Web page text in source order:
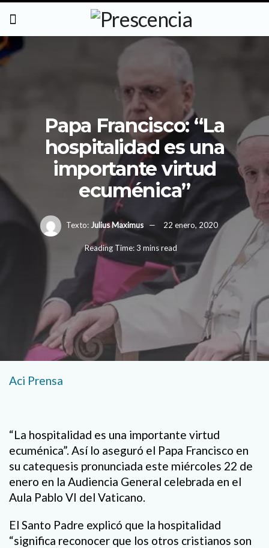
Papa Francisco: “La
hospitalidad es una
importante virtud
ecuménica”
Texto: Julius Maximus 22 enero, 2020
Reading Time: 3 mins read
Aci Prensa
“La hospitalidad es una importante virtud
ecuménica”. Así lo aseguró el Papa Francisco en
su catequesis pronunciada este miércoles 22 de
enero en la Audiencia General celebrada en el
Aula Pablo VI del Vaticano.
El Santo Padre explicó que la hospitalidad
“significa reconocer que los otros cristianos son